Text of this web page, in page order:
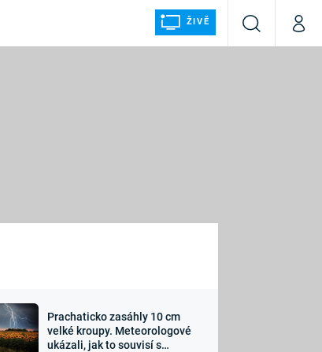
ŽIVĚ
VyhledáváníMůj
Sledujte nás
Prachaticko zasáhly 10 cm
velké kroupy. Meteorologové
ukázali, jak to souvisí s